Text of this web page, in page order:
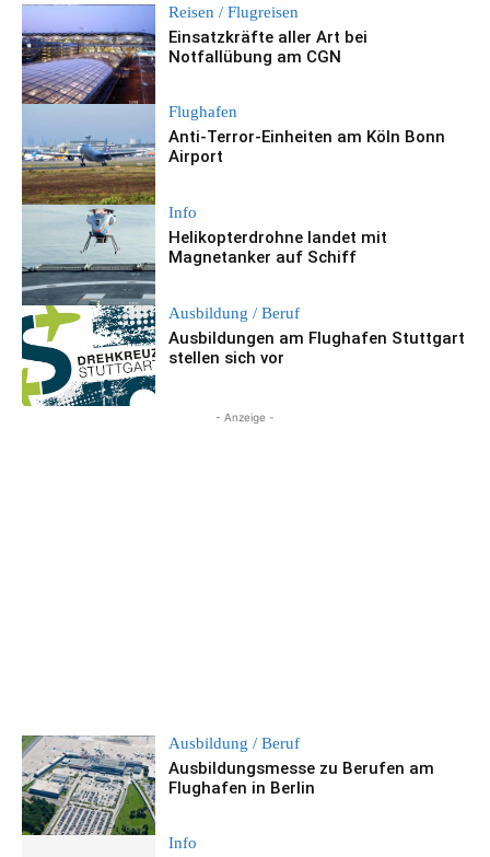
Reisen / Flugreisen
Einsatzkräfte aller Art bei
Notfallübung am CGN
Flughafen
Anti-Terror-Einheiten am Köln Bonn
Airport
Info
Helikopterdrohne landet mit
Magnetanker auf Schiff
Ausbildung / Beruf
Ausbildungen am Flughafen Stuttgart
stellen sich vor
- Anzeige -
Ausbildung / Beruf
Ausbildungsmesse zu Berufen am
Flughafen in Berlin
Info